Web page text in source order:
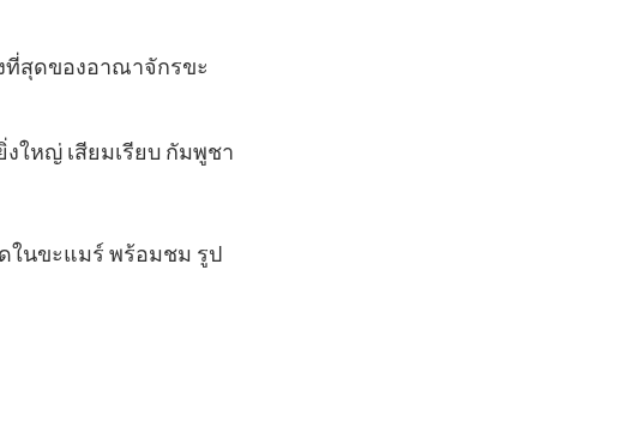
ที่สุดของอาณาจักรขะ
ใหญ่ เสียมเรียบ กัมพูชา
ในขะแมร์ พร้อมชม รูป